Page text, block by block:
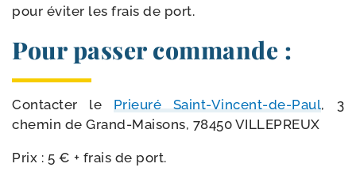
pour évi­ter les frais de port.
Pour passer commande :
Contacter le Prieuré Saint-​Vincent-​de-​Paul, 3
che­min de Grand-​Maisons, 78450 VILLEPREUX
Prix : 5 € + frais de port.